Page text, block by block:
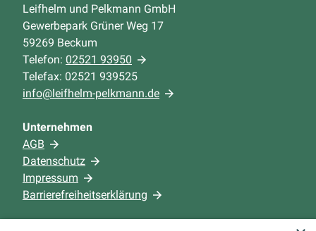
Leifhelm und Pelkmann GmbH
Gewerbepark Grüner Weg 17
59269 Beckum
Telefon: 02521 93950
Telefax: 02521 939525
info@leifhelm-pelkmann.de
Unternehmen
AGB
Datenschutz
Impressum
Barrierefreiheitserklärung